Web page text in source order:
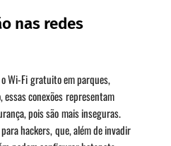
nas redes
Wi-Fi gratuito em parques,
conexões representam
pois são mais inseguras.
hackers, que, além de invadir